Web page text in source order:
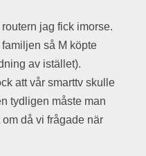
jag fick imorse.
så M köpte
av istället).
att vår smarttv skulle
tydligen måste man
då vi frågade när